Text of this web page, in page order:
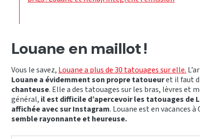
Louane en maillot !
Vous le savez, Louane a plus de 30 tatouages sur elle.
Louane a évidemment son propre tatoueuret il faut
chanteuse. Elle a des tatouages sur les bras, lèvres et
général, il est difficile d’apercevoir les tatouages de
affichée avec sur Instagram. Louane est en vacances à
semble rayonnante et heureuse.